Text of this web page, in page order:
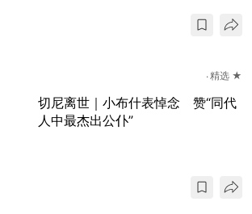
精选 ★
切尼离世｜小布什表悼念 赞“同代
人中最杰出公仆”